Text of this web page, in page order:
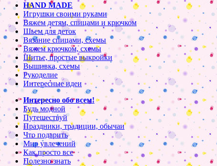
HAND MADE
Игрушки своими руками
Вяжем детям, спицами и крючком
Шьем для деток
Вязание спицами, схемы
Вяжем крючком, схемы
Шитье, простые выкройки
Вышивка, схемы
Рукоделие
Интересные идеи
Интересно обо всем!
Будь модной
Путешествуй
Праздники, традиции, обычаи
Что подарить
Мир увлечений
Как просто все
Полезно знать